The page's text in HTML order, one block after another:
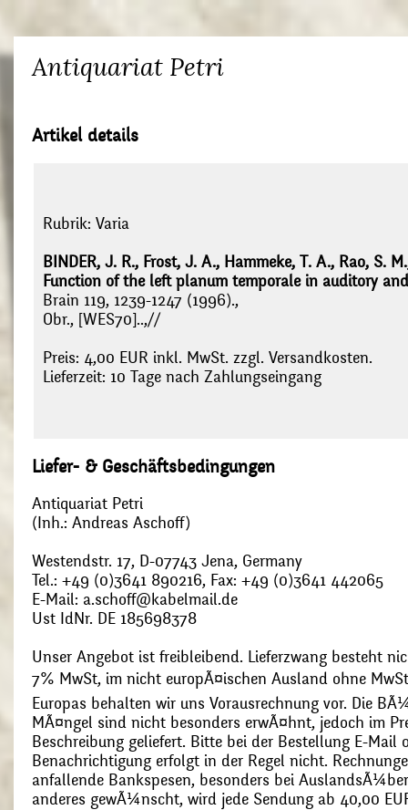
Antiquariat Petri
Artikel details
Rubrik: Varia
BINDER, J. R., Frost, J. A., Hammeke, T. A., Rao, S.
Function of the left planum temporale in auditory
Brain 119, 1239-1247 (1996).,
Obr., [WES70]..,//
Preis: 4,00 EUR inkl. MwSt. zzgl. Versandkosten.
Lieferzeit: 10 Tage nach Zahlungseingang
Liefer- & Geschäftsbedingungen
Antiquariat Petri
(Inh.: Andreas Aschoff)
Westendstr. 17, D-07743 Jena, Germany
Tel.: +49 (0)3641 890216, Fax: +49 (0)3641 442065
E-Mail: a.schoff@kabelmail.de
Ust IdNr. DE 185698378
Unser Angebot ist freibleibend. Lieferzwang besteht
7% MwSt, im nicht europÃ¤ischen Ausland ohne
Europas behalten wir uns Vorausrechnung vor. Die
MÃ¤ngel sind nicht besonders erwÃ¤hnt, jedoch im
Beschreibung geliefert. Bitte bei der Bestellung E-Mail
Benachrichtigung erfolgt in der Regel nicht.
anfallende Bankspesen, besonders bei
anderes gewÃ¼nscht, wird jede Sendung ab 40,00